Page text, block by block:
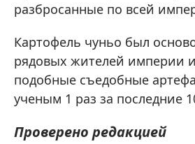
разбросанные по всей
Картофель чуньо был
рядовых жителей империи
подобные съедобные
ученым 1 раз за последние
Проверено редакцией